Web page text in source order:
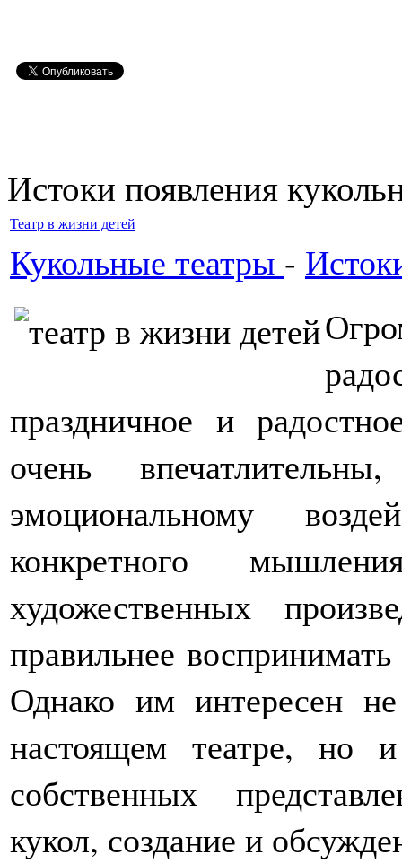
Истоки появления
Театр в жизни детей
Кукольные театры -
праздничное и
очень
эмоциональному
конкретного
художественных
правильнее
Однако им интересен
настоящем театре, но
собственных
кукол, создание и